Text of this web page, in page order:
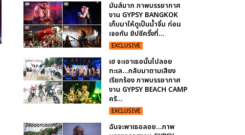
มันส์มาก ภาพบรรยากาศ
งาน GYPSY BANGKOK
เก็บมาให้ดูเป็นน้ำจิ้ม ก่อน
เจอกัน ยิปซีครั้งที่...
EXCLUSIVE
เฮ จะเอาเธอนั้นไปลอย
ทะเล...กลับมาตามเสียง
เรียกร้อง ภาพบรรยากาศ
งาน GYPSY BEACH CAMP
ครั...
EXCLUSIVE
ฉันจะพาเธอลอย...ภาพ